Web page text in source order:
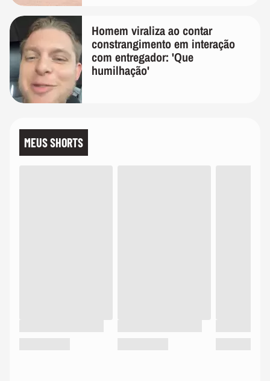
Homem viraliza ao contar
constrangimento em interação
com entregador: 'Que
humilhação'
MEUS SHORTS